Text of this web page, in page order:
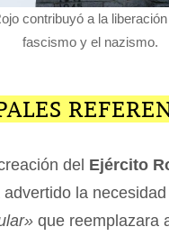
contribuyó a la
fascismo y el nazismo.
del Ejército
advertido la
que reemplazara